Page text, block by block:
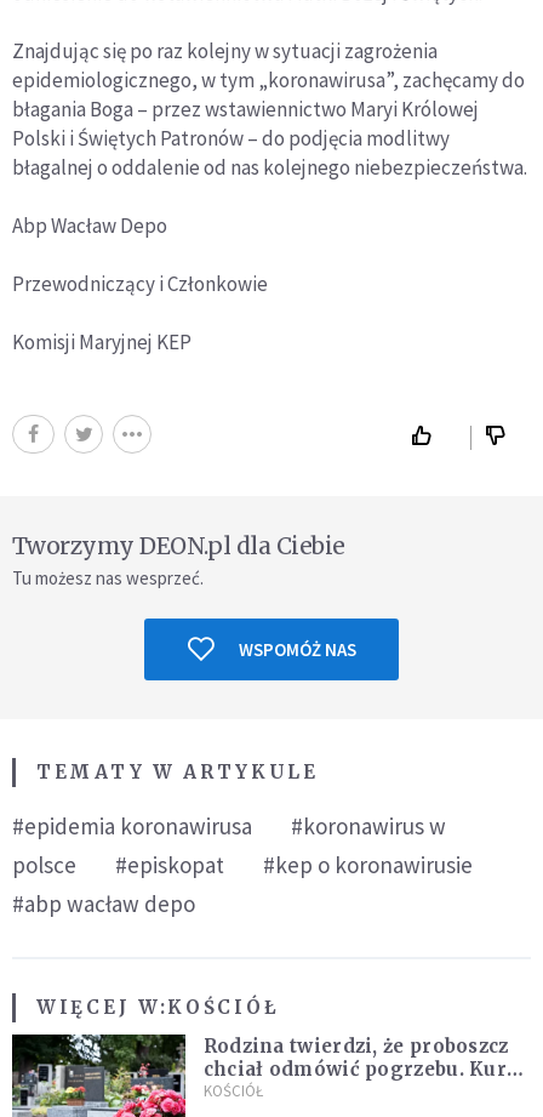
Znajdując się po raz kolejny w sytuacji zagrożenia
epidemiologicznego, w tym „koronawirusa”, zachęcamy do
błagania Boga – przez wstawiennictwo Maryi Królowej
Polski i Świętych Patronów – do podjęcia modlitwy
błagalnej o oddalenie od nas kolejnego niebezpieczeństwa.
Abp Wacław Depo
Przewodniczący i Członkowie
Komisji Maryjnej KEP
Tworzymy DEON.pl dla Ciebie
Tu możesz nas wesprzeć.
WSPOMÓŻ NAS
TEMATY W ARTYKULE
#epidemia koronawirusa
#koronawirus w
polsce
#episkopat
#kep o koronawirusie
#abp wacław depo
WIĘCEJ W:KOŚCIÓŁ
Rodzina twierdzi, że proboszcz
chciał odmówić pogrzebu. Kuria
zapowiada wyjaśnienia
KOŚCIÓŁ